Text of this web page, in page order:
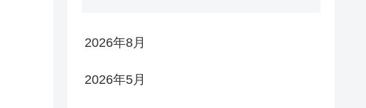
2026年8月
2026年5月